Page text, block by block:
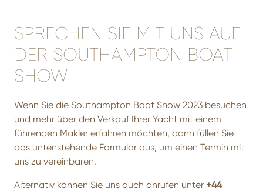
SPRECHEN SIE MIT UNS AUF
DER SOUTHAMPTON BOAT
SHOW
Wenn Sie die Southampton Boat Show 2023 besuchen
und mehr über den Verkauf Ihrer Yacht mit einem
führenden Makler erfahren möchten, dann füllen Sie
das untenstehende Formular aus, um einen Termin mit
uns zu vereinbaren.
Alternativ können Sie uns auch anrufen unter +44